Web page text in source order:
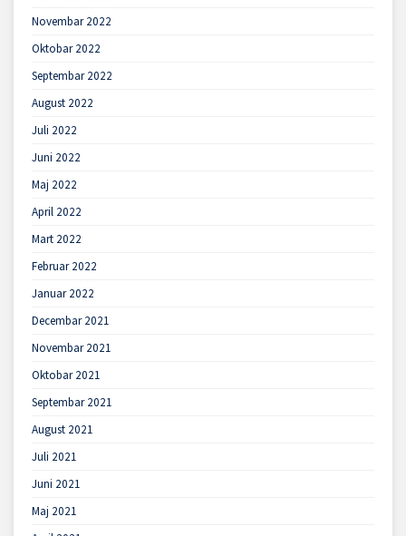
Novembar 2022
Oktobar 2022
Septembar 2022
August 2022
Juli 2022
Juni 2022
Maj 2022
April 2022
Mart 2022
Februar 2022
Januar 2022
Decembar 2021
Novembar 2021
Oktobar 2021
Septembar 2021
August 2021
Juli 2021
Juni 2021
Maj 2021